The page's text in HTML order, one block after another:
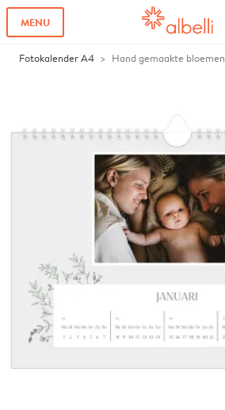
MENU
Fotokalender A4 Hand gemaakte bloemen